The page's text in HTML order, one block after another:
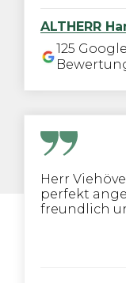
ALTHERR
125 Google
Herr
perfekt
freundlich